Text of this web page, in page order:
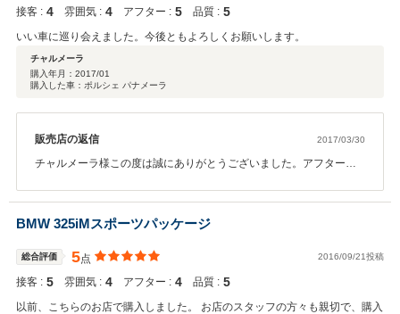
接客 : 4 雰囲気 : 4 アフター : 5 品質 : 5
いい車に巡り会えました。今後ともよろしくお願いします。
チャルメーラ
購入年月： 2017/01
購入した車：ポルシェ パナメーラ
販売店の返信 2017/03/30
チャルメーラ様この度は誠にありがとうございました。アフターケ
BMW 325iMスポーツパッケージ
総合評価 5点 2016/09/21投稿
接客 : 5 雰囲気 : 4 アフター : 4 品質 : 5
以前、こちらのお店で購入しました。 お店のスタッフの方々も親切で、購入